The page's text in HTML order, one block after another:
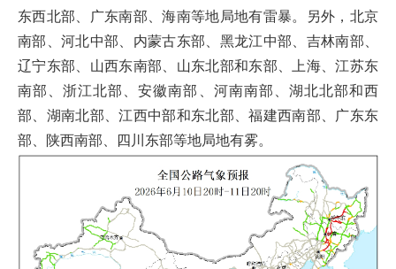
东西北部、广东南部、海南等地局地有雷暴。另外，北京
南部、河北中部、内蒙古东部、黑龙江中部、吉林南部、
辽宁东部、山西东南部、山东北部和东部、上海、江苏东
南部、浙江北部、安徽南部、河南南部、湖北北部和西
部、湖南北部、江西中部和东北部、福建西南部、广东东
部、陕西南部、四川东部等地局地有雾。